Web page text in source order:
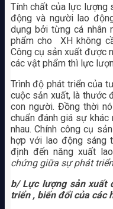
Tính chất của lực lượng
động và người lao
dụng bởi từng cá nhân
phẩm cho XH không
Công cụ sản xuất được
các vật phẩm thì lực
Trình độ phát triển của
cuộc sản xuất, là thước
con người. Đồng thời
chuẩn đánh giá sự
nhau. Chính công cụ
hợp với lao động sáng
định đến năng xuất
chứng giữa sự phát
b/ Lực lượng sản xuất
triển , biến đổi của các